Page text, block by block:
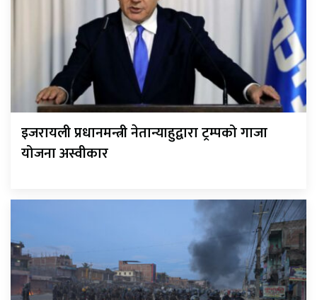
इजरायली प्रधानमन्त्री नेतान्याहुद्वारा ट्रम्पको गाजा
योजना अस्वीकार